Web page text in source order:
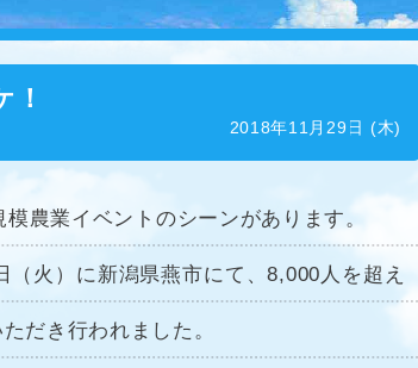
！
2018年11月29日 (木)
農業イベントのシーンがあります。
火）に新潟県燕市にて、8,000人を超え
だき行われました。